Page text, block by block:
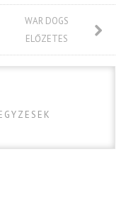
WAR DOGS
ELŐZETES